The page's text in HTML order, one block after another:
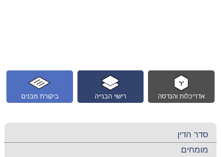
ביקורת מבנים רישוי הבנייה אדריכלות והנדסה
סדר הדין
מומחים